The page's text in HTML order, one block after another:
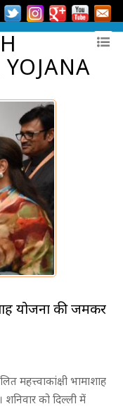
योजना की जमकर
महत्त्वाकांक्षी भामाशाह
को दिल्ली में